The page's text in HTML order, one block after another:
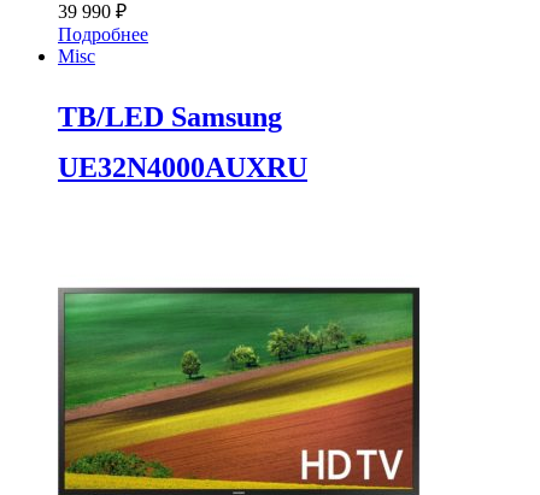
39 990 ₽
Подробнее
Misc
TB/LED Samsung
UE32N4000AUXRU